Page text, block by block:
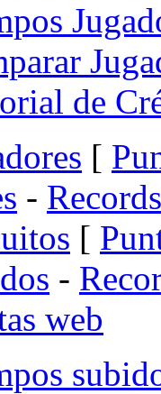
de
[
- Records
[
-
web